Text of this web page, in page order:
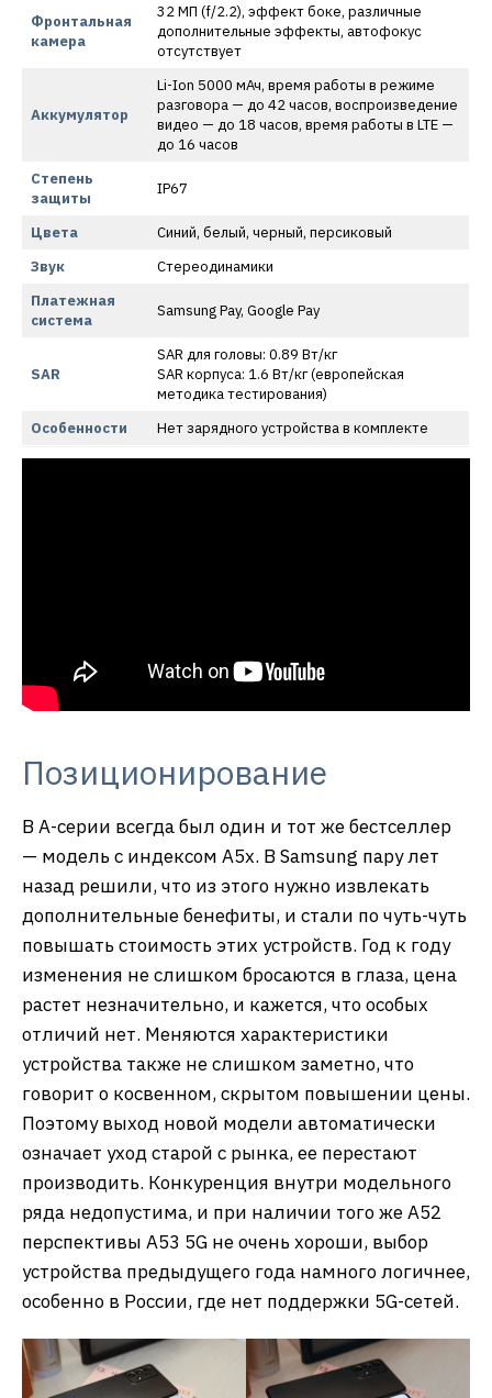
Фронтальная
камера
32 МП (f/2.2), эффект боке, различные
дополнительные эффекты, автофокус
отсутствует
Аккумулятор
Li-Ion 5000 мАч, время работы в режиме
разговора — до 42 часов, воспроизведение
видео — до 18 часов, время работы в LTE —
до 16 часов
Степень
защиты
IP67
Цвета
Синий, белый, черный, персиковый
Звук
Стереодинамики
Платежная
система
Samsung Pay, Google Pay
SAR
SAR для головы: 0.89 Вт/кг
SAR корпуса: 1.6 Вт/кг (европейская
методика тестирования)
Особенности
Нет зарядного устройства в комплекте
Позиционирование
В А-серии всегда был один и тот же бестселлер
— модель с индексом А5х. В Samsung пару лет
назад решили, что из этого нужно извлекать
дополнительные бенефиты, и стали по чуть-чуть
повышать стоимость этих устройств. Год к году
изменения не слишком бросаются в глаза, цена
растет незначительно, и кажется, что особых
отличий нет. Меняются характеристики
устройства также не слишком заметно, что
говорит о косвенном, скрытом повышении цены.
Поэтому выход новой модели автоматически
означает уход старой с рынка, ее перестают
производить. Конкуренция внутри модельного
ряда недопустима, и при наличии того же А52
перспективы A53 5G не очень хороши, выбор
устройства предыдущего года намного логичнее,
особенно в России, где нет поддержки 5G-сетей.